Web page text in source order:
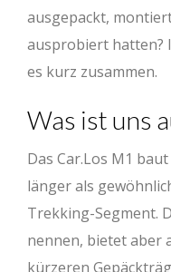
ausgepackt,
ausprobiert hatten?
es kurz zusammen.
Was ist uns
Das Car.Los M1
länger als
Trekking-Segment.
nennen, bietet aber
kürzeren